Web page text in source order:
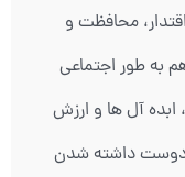
محافظت و
به طور اجتماعی
ابده آل ها و ارزش
دوست داشته شدن